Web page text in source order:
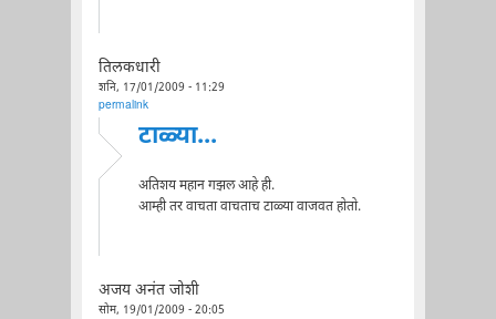
तिलकधारी
शनि, 17/01/2009 - 11:29
permalink
टाळ्या...
अतिशय महान गझल आहे ही.
आम्ही तर वाचता वाचताच टाळ्या वाजवत होतो.
अजय अनंत जोशी
सोम, 19/01/2009 - 20:05